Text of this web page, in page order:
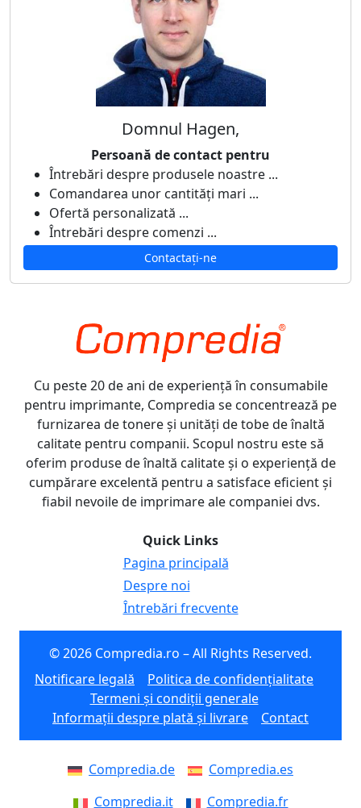
Domnul Hagen,
Persoană de contact pentru
Întrebări despre produsele noastre ...
Comandarea unor cantități mari ...
Ofertă personalizată ...
Întrebări despre comenzi ...
Contactați-ne
Cu peste 20 de ani de experiență în consumabile
pentru imprimante, Compredia se concentrează pe
furnizarea de tonere și unități de tobe de înaltă
calitate pentru companii. Scopul nostru este să
oferim produse de înaltă calitate și o experiență de
cumpărare excelentă pentru a satisface eficient și
fiabil nevoile de imprimare ale companiei dvs.
Quick Links
Pagina principală
Despre noi
Întrebări frecvente
© 2026 Compredia.ro – All Rights Reserved.
Notificare legală
Politica de confidențialitate
Termeni și condiții generale
Informații despre plată și livrare
Contact
Compredia.de
Compredia.es
Compredia.it
Compredia.fr